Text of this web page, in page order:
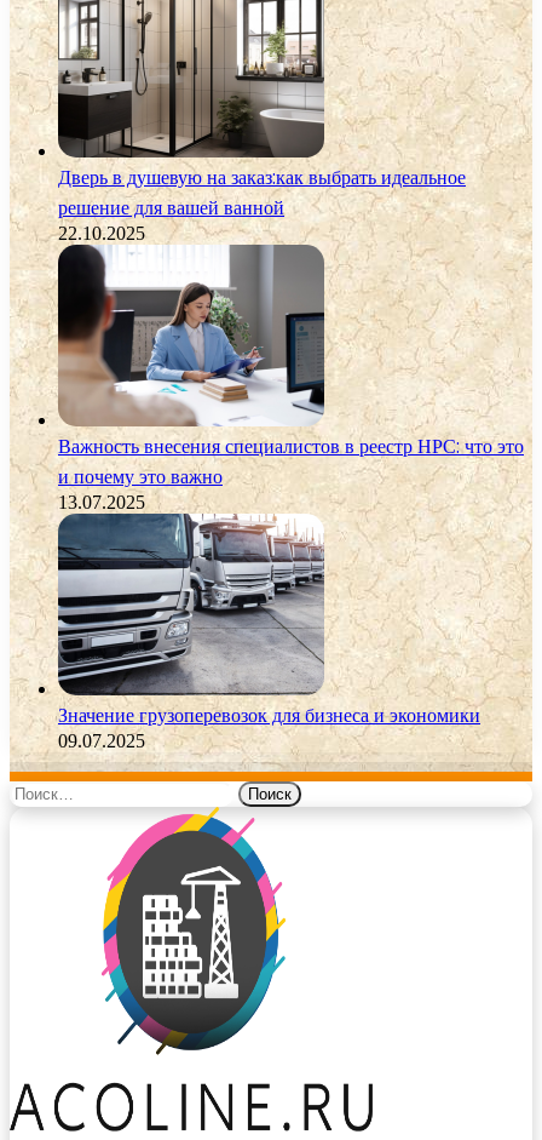
Дверь в душевую на заказ:как выбрать идеальное
решение для вашей ванной
22.10.2025
Важность внесения специалистов в реестр НРС: что это
и почему это важно
13.07.2025
Значение грузоперевозок для бизнеса и экономики
09.07.2025
Найти: